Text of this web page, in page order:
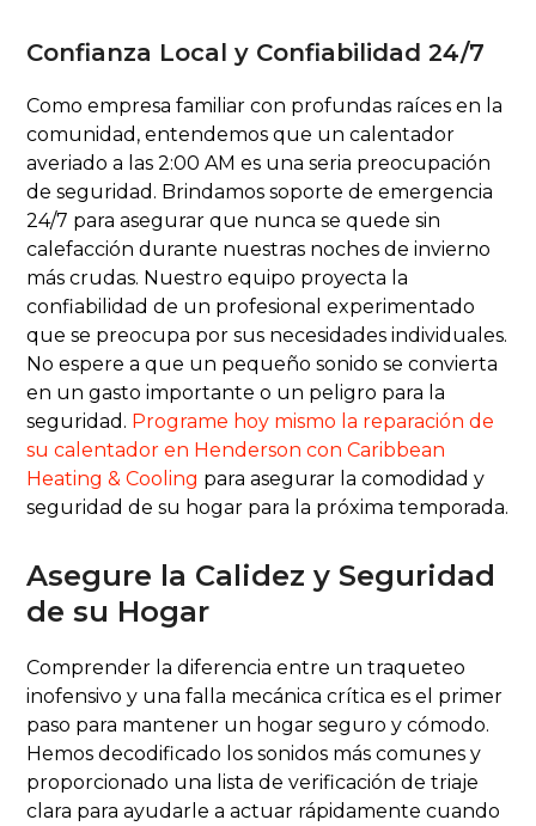
Confianza Local y Confiabilidad 24/7
Como empresa familiar con profundas raíces en la
comunidad, entendemos que un calentador
averiado a las 2:00 AM es una seria preocupación
de seguridad. Brindamos soporte de emergencia
24/7 para asegurar que nunca se quede sin
calefacción durante nuestras noches de invierno
más crudas. Nuestro equipo proyecta la
confiabilidad de un profesional experimentado
que se preocupa por sus necesidades individuales.
No espere a que un pequeño sonido se convierta
en un gasto importante o un peligro para la
seguridad. Programe hoy mismo la reparación de
su calentador en Henderson con Caribbean
Heating & Cooling para asegurar la comodidad y
seguridad de su hogar para la próxima temporada.
Asegure la Calidez y Seguridad
de su Hogar
Comprender la diferencia entre un traqueteo
inofensivo y una falla mecánica crítica es el primer
paso para mantener un hogar seguro y cómodo.
Hemos decodificado los sonidos más comunes y
proporcionado una lista de verificación de triaje
clara para ayudarle a actuar rápidamente cuando